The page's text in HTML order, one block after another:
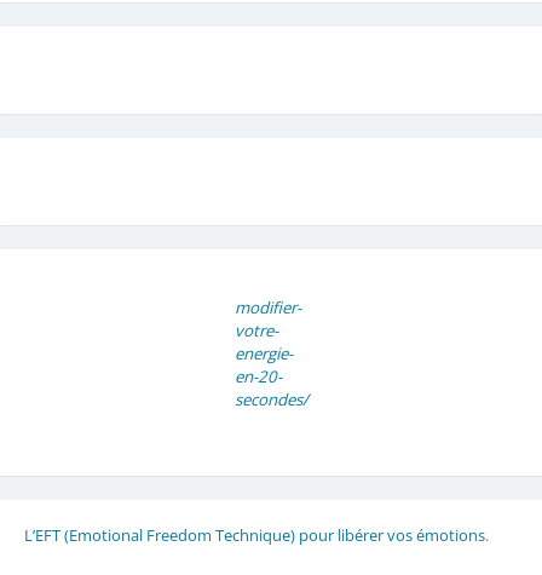
modifier-
votre-
energie-
en-20-
secondes/
L’EFT (Emotional Freedom Technique) pour libérer vos émotions.